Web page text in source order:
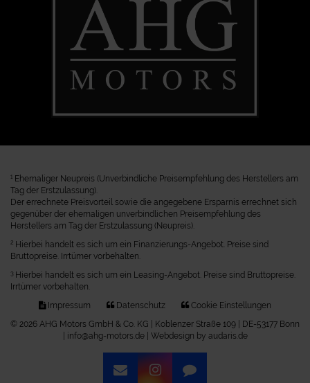
1
Ehemaliger Neupreis (Unverbindliche Preisempfehlung des Herstellers am
Tag der Erstzulassung).
Der errechnete Preisvorteil sowie die angegebene Ersparnis errechnet sich
gegenüber der ehemaligen unverbindlichen Preisempfehlung des
Herstellers am Tag der Erstzulassung (Neupreis).
2 Hierbei handelt es sich um ein Finanzierungs-Angebot. Preise sind
Bruttopreise. Irrtümer vorbehalten.
3 Hierbei handelt es sich um ein Leasing-Angebot. Preise sind Bruttopreise.
Irrtümer vorbehalten.
Impressum
Datenschutz
Cookie Einstellungen
© 2026 AHG Motors GmbH & Co. KG | Koblenzer Straße 109 | DE-53177 Bonn
| info@ahg-motors.de | Webdesign by audaris.de